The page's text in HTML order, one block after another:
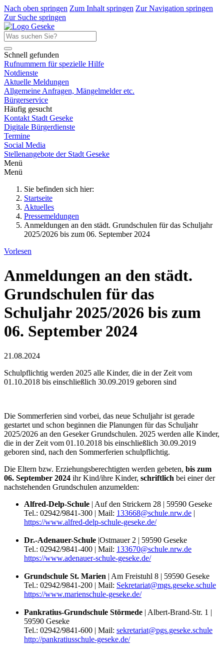
Nach oben springen Zum Inhalt springen Zur Navigation springen
Zur Suche springen
Schnell gefunden
Rufnummern für spezielle Hilfe
Notdienste
Aktuelle Meldungen
Allgemeine Anfragen, Mängelmelder etc.
Bürgerservice
Häufig gesucht
Kontakt Stadt Geseke
Digitale Bürgerdienste
Termine
Social Media
Stellenangebote der Stadt Geseke
Menü
Menü
Sie befinden sich hier:
Startseite
Aktuelles
Pressemeldungen
Anmeldungen an den städt. Grundschulen für das Schuljahr
2025/2026 bis zum 06. September 2024
Vorlesen
Anmeldungen an den städt.
Grundschulen für das
Schuljahr 2025/2026 bis zum
06. September 2024
21.08.2024
Schulpflichtig werden 2025 alle Kinder, die in der Zeit vom
01.10.2018 bis einschließlich 30.09.2019 geboren sind
Die Sommerferien sind vorbei, das neue Schuljahr ist gerade
gestartet und schon beginnen die Planungen für das Schuljahr
2025/2026 an den Geseker Grundschulen. 2025 werden alle Kinder,
die in der Zeit vom 01.10.2018 bis einschließlich 30.09.2019
geboren sind, nach den Sommerferien schulpflichtig.
Die Eltern bzw. Erziehungsberechtigten werden gebeten, bis zum
06. September 2024 ihr Kind/ihre Kinder, schriftlich bei einer der
nachstehenden Grundschulen anzumelden:
Alfred-Delp-Schule | Auf den Strickern 28 | 59590 Geseke
Tel.: 02942/9841-300 | Mail: 133668@schule.nrw.de |
https://www.alfred-delp-schule-geseke.de/
Dr.-Adenauer-Schule |Ostmauer 2 | 59590 Geseke
Tel.: 02942/9841-400 | Mail: 133670@schule.nrw.de
https://www.adenauer-schule-geseke.de/
Grundschule St. Marien | Am Freistuhl 8 | 59590 Geseke
Tel.: 02942/9841-200 | Mail: Sekretariat@mgs.geseke.schule
https://www.marienschule-geseke.de/
Pankratius-Grundschule Störmede | Albert-Brand-Str. 1 |
59590 Geseke
Tel.: 02942/9841-600 | Mail: sekretariat@pgs.geseke.schule
http://pankratiusschule-geseke.de/